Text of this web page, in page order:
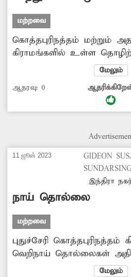
மற்றவை
கொத்தபுரிநத்தம் மற்றும்
கிராமங்களில் உள்ள
இருந்து வெளியேறும்
பொதுமக்கள் பெரிதும்
வருகின்றனர். இது குறித்து
வாரிய அதிகாரிகள் ஆய்வு
மேலும்
ஆதரவு: 0
11 ஜூன் 2023
GIDEON
இந்திரா நகர்
நாய் தொல்லை
மற்றவை
புதுச்சேரி கொத்தபுரிநத்தம்
வெறிநாய் தொல்லைகள்
இதனால் முதியவர்கள்,மேலும்